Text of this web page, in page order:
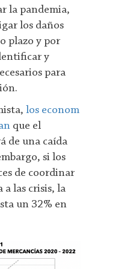
la pandemia,
los daños
plazo y por
y
para
los econom
que el
de una caída
si los
de coordinar
a las crisis, la
un 32% en